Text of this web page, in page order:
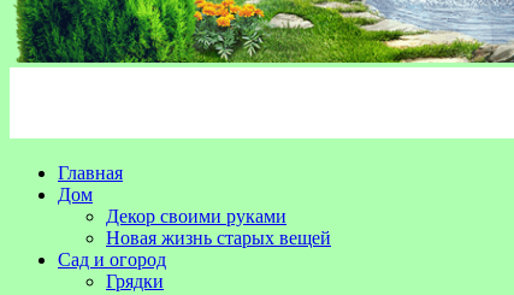
Главная
Дом
Декор своими руками
Новая жизнь старых вещей
Сад и огород
Грядки